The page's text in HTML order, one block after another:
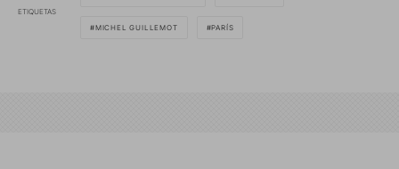
ETIQUETAS
MICHEL GUILLEMOT PARÍS